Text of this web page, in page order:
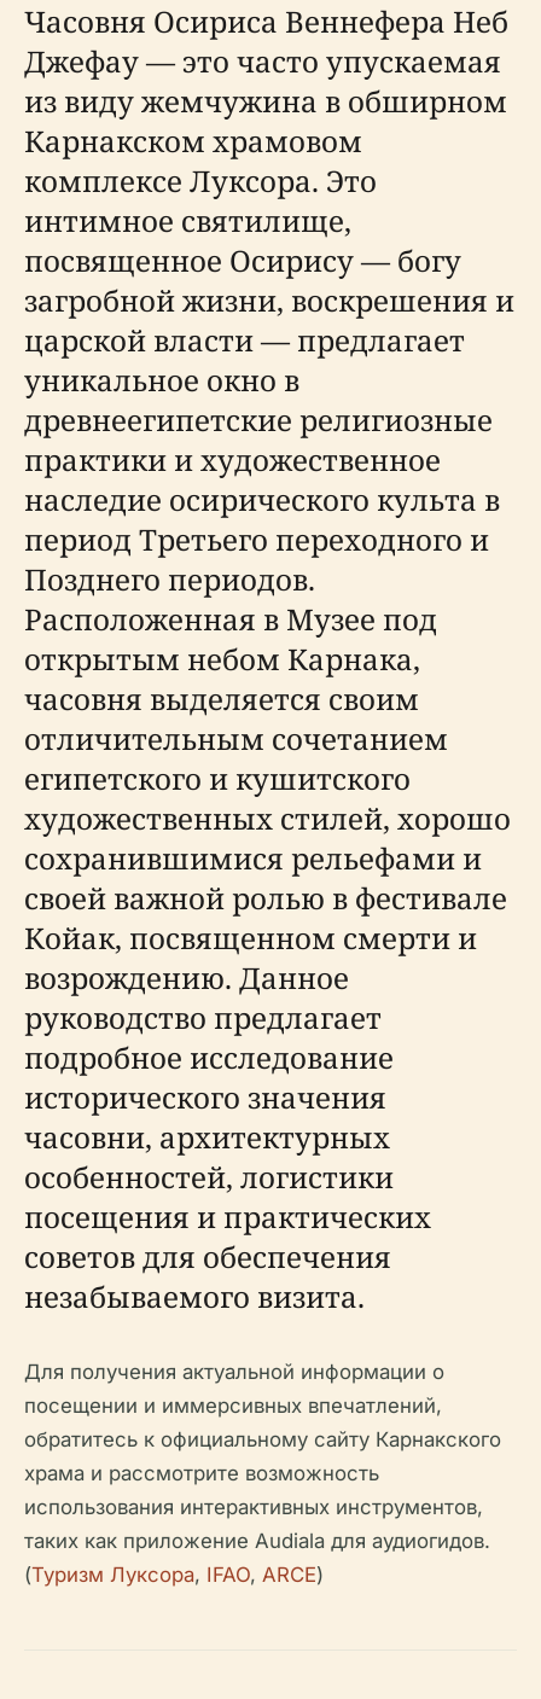
Часовня Осириса Веннефера Неб
Джефау — это часто упускаемая
из виду жемчужина в обширном
Карнакском храмовом
комплексе Луксора. Это
интимное святилище,
посвященное Осирису — богу
загробной жизни, воскрешения и
царской власти — предлагает
уникальное окно в
древнеегипетские религиозные
практики и художественное
наследие осирического культа в
период Третьего переходного и
Позднего периодов.
Расположенная в Музее под
открытым небом Карнака,
часовня выделяется своим
отличительным сочетанием
египетского и кушитского
художественных стилей, хорошо
сохранившимися рельефами и
своей важной ролью в фестивале
Койак, посвященном смерти и
возрождению. Данное
руководство предлагает
подробное исследование
исторического значения
часовни, архитектурных
особенностей, логистики
посещения и практических
советов для обеспечения
незабываемого визита.
Для получения актуальной информации о
посещении и иммерсивных впечатлений,
обратитесь к официальному сайту Карнакского
храма и рассмотрите возможность
использования интерактивных инструментов,
таких как приложение Audiala для аудиогидов.
(Туризм Луксора, IFAO, ARCE)